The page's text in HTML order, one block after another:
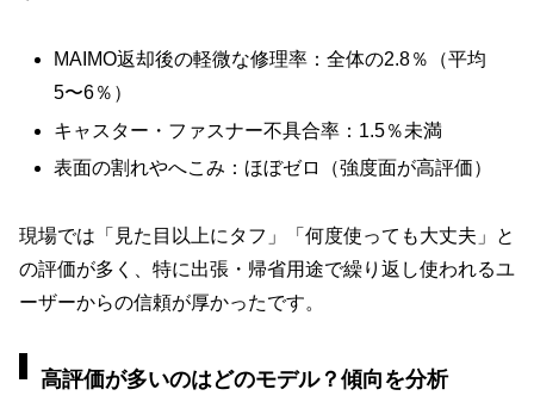
MAIMO返却後の軽微な修理率：全体の2.8％（平均
5〜6％）
キャスター・ファスナー不具合率：1.5％未満
表面の割れやへこみ：ほぼゼロ（強度面が高評価）
現場では「見た目以上にタフ」「何度使っても大丈夫」と
の評価が多く、特に出張・帰省用途で繰り返し使われるユ
ーザーからの信頼が厚かったです。
高評価が多いのはどのモデル？傾向を分析